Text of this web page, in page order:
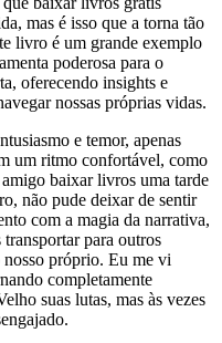
mas é isso que a torna tão
livro é um grande exemplo
poderosa para o
oferecendo insights e
nossas próprias vidas.
e temor, apenas
um ritmo confortável, como
baixar livros uma tarde
não pude deixar de sentir
com a magia da narrativa,
transportar para outros
nosso próprio. Eu me vi
completamente
suas lutas, mas às vezes